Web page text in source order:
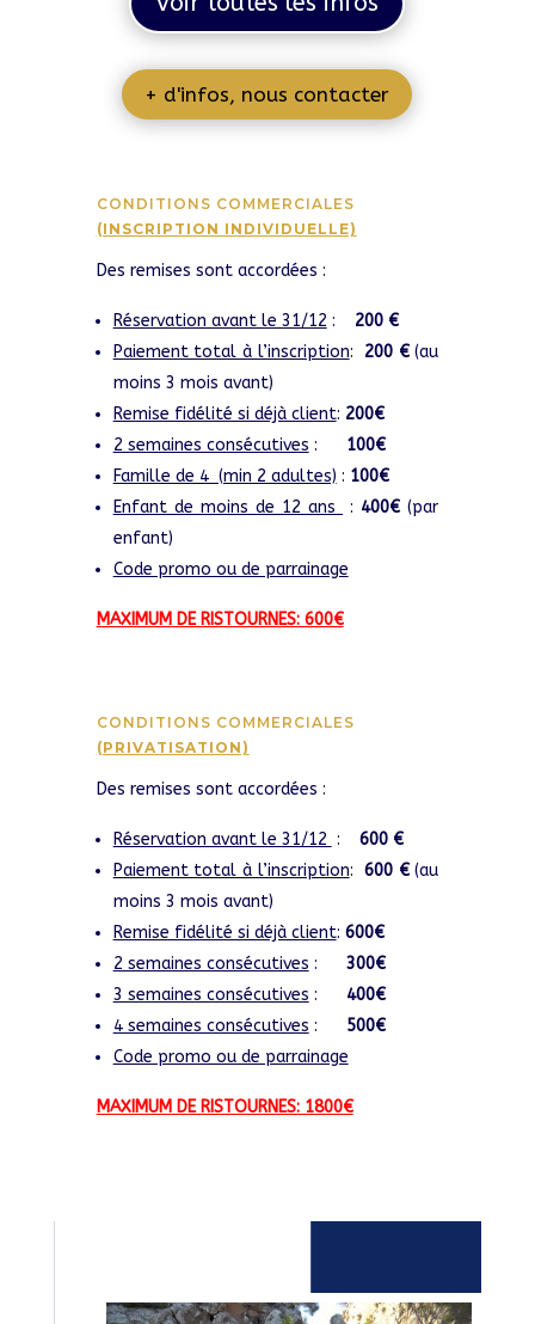
+ d'infos, nous contacter
CONDITIONS COMMERCIALES
(INSCRIPTION INDIVIDUELLE)
Des remises sont accordées :
Réservation avant le 31/12 : 200 €
Paiement total à l’inscription: 200 €(au
moins 3 mois avant)
Remise fidélité si déjà client: 200€
2 semaines consécutives : 100€
Famille de 4 (min 2 adultes) : 100€
Enfant de moins de 12 ans
: 400€ (par
enfant)
Code promo ou de parrainage
MAXIMUM DE RISTOURNES: 600€
CONDITIONS COMMERCIALES
(PRIVATISATION)
Des remises sont accordées :
Réservation avant le 31/12 : 600 €
Paiement total à l’inscription: 600 €(au
moins 3 mois avant)
Remise fidélité si déjà client: 600€
2 semaines consécutives : 300€
3 semaines consécutives : 400€
4 semaines consécutives : 500€
Code promo ou de parrainage
MAXIMUM DE RISTOURNES: 1800€